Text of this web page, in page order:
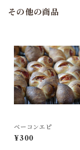
その他の商品
ベーコンエピ
¥300